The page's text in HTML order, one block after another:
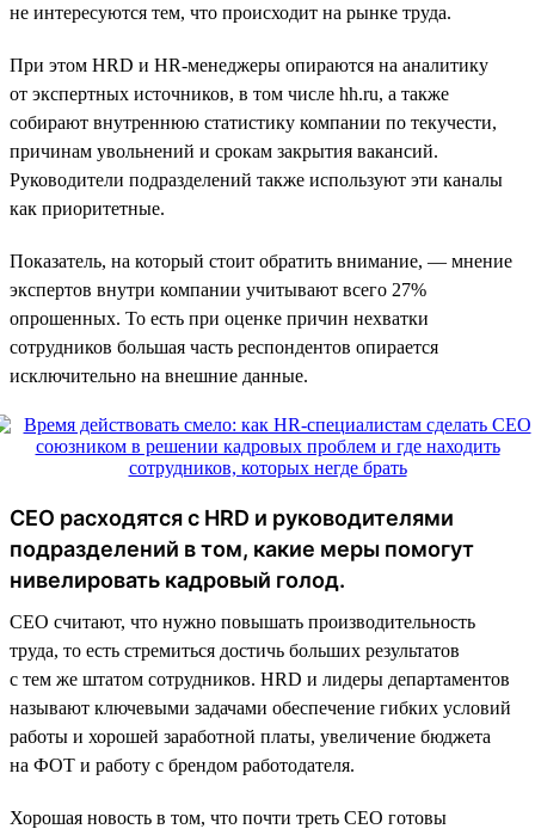
не интересуются тем, что происходит на рынке труда.
При этом HRD и HR-менеджеры опираются на аналитику
от экспертных источников, в том числе hh.ru, а также
собирают внутреннюю статистику компании по текучести,
причинам увольнений и срокам закрытия вакансий.
Руководители подразделений также используют эти каналы
как приоритетные.
Показатель, на который стоит обратить внимание, — мнение
экспертов внутри компании учитывают всего 27%
опрошенных. То есть при оценке причин нехватки
сотрудников большая часть респондентов опирается
исключительно на внешние данные.
CEO расходятся с HRD и руководителями
подразделений в том, какие меры помогут
нивелировать кадровый голод.
СЕО считают, что нужно повышать производительность
труда, то есть стремиться достичь больших результатов
с тем же штатом сотрудников. HRD и лидеры департаментов
называют ключевыми задачами обеспечение гибких условий
работы и хорошей заработной платы, увеличение бюджета
на ФОТ и работу с брендом работодателя.
Хорошая новость в том, что почти треть CEO готовы